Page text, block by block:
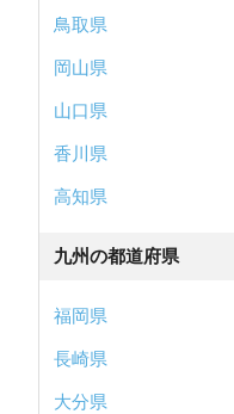
鳥取県
岡山県
山口県
香川県
高知県
九州の都道府県
福岡県
長崎県
大分県